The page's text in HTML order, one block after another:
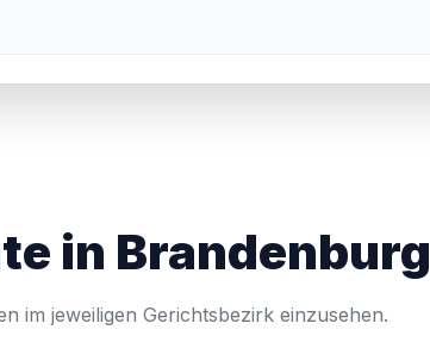
in Brandenburg
im jeweiligen Gerichtsbezirk einzusehen.